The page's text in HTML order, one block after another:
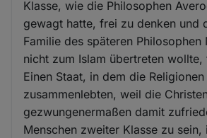
Klasse, wie die Philosophen
gewagt hatte, frei zu denken und
Familie des späteren
nicht zum Islam übertreten wollte,
Einen Staat, in dem die
zusammenlebten, weil die
gezwungenermaßen damit
Menschen zweiter Klasse zu